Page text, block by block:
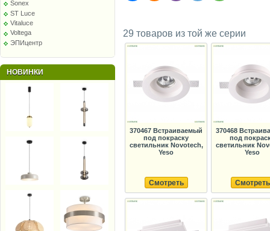
Sonex
ST Luce
Vitaluce
Voltega
ЭПИцентр
НОВИНКИ
29 товаров из той же серии
370467 Встраиваемый
под покраску
светильник Novotech,
Yeso
Смотреть
370468
под
светильник
Yeso
Смотреть